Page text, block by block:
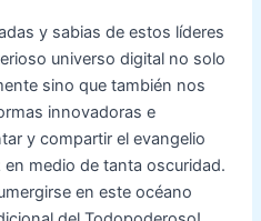
y sabias de estos líderes
universo digital no solo
sino que también nos
innovadoras e
y compartir el evangelio
medio de tanta oscuridad.
en este océano